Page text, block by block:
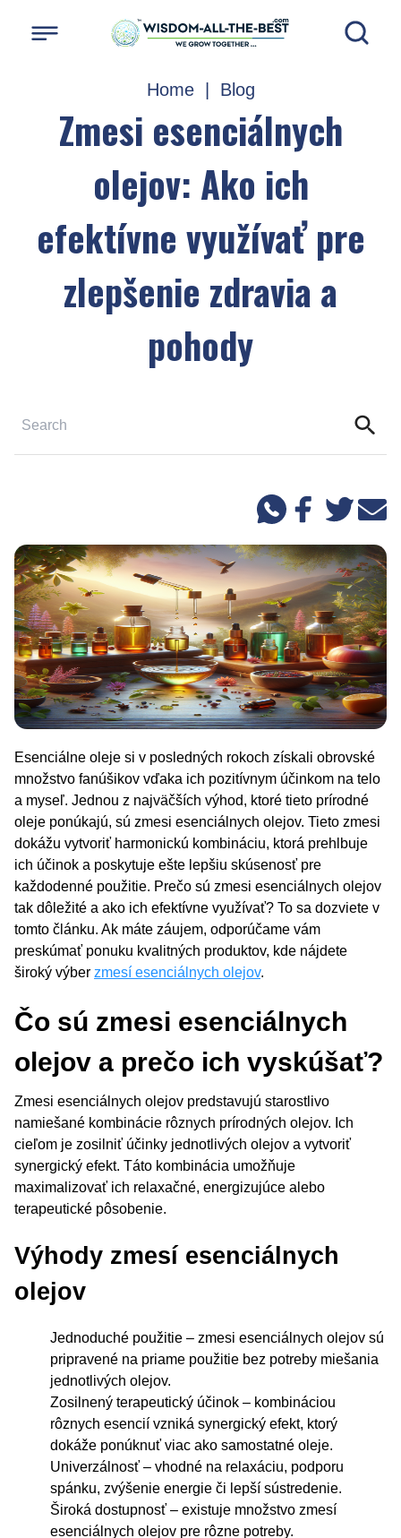
Home| Blog
Zmesi esenciálnych
olejov: Ako ich
efektívne využívať pre
zlepšenie zdravia a
pohody
Esenciálne oleje si v posledných rokoch získali obrovské
množstvo fanúšikov vďaka ich pozitívnym účinkom na telo
a myseľ. Jednou z najväčších výhod, ktoré tieto prírodné
oleje ponúkajú, sú zmesi esenciálnych olejov. Tieto zmesi
dokážu vytvoriť harmonickú kombináciu, ktorá prehlbuje
ich účinok a poskytuje ešte lepšiu skúsenosť pre
každodenné použitie. Prečo sú zmesi esenciálnych olejov
tak dôležité a ako ich efektívne využívať? To sa dozviete v
tomto článku. Ak máte záujem, odporúčame vám
preskúmať ponuku kvalitných produktov, kde nájdete
široký výber zmesí esenciálnych olejov.
Čo sú zmesi esenciálnych
olejov a prečo ich vyskúšať?
Zmesi esenciálnych olejov predstavujú starostlivo
namiešané kombinácie rôznych prírodných olejov. Ich
cieľom je zosilniť účinky jednotlivých olejov a vytvoriť
synergický efekt. Táto kombinácia umožňuje
maximalizovať ich relaxačné, energizujúce alebo
terapeutické pôsobenie.
Výhody zmesí esenciálnych
olejov
Jednoduché použitie – zmesi esenciálnych olejov sú
pripravené na priame použitie bez potreby miešania
jednotlivých olejov.
Zosilnený terapeutický účinok – kombináciou
rôznych esencií vzniká synergický efekt, ktorý
dokáže ponúknuť viac ako samostatné oleje.
Univerzálnosť – vhodné na relaxáciu, podporu
spánku, zvýšenie energie či lepší sústredenie.
Široká dostupnosť – existuje množstvo zmesí
esenciálnych olejov pre rôzne potreby.